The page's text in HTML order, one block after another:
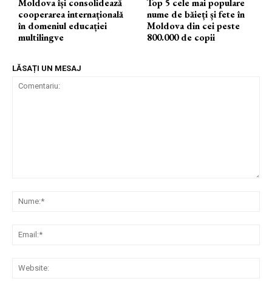
Moldova își consolidează
cooperarea internațională
în domeniul educației
multilingve
Top 5 cele mai populare
nume de băieți și fete în
Moldova din cei peste
800.000 de copii
LĂSAȚI UN MESAJ